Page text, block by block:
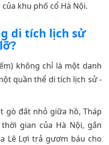
khu phố cổ Hà Nội.
di tích lịch sử
không chỉ là một danh
quần thể di tích lịch sử -
gò đất nhỏ giữa hồ, Tháp
gian của Hà Nội, gắn
Lê Lợi trả gươm báu cho